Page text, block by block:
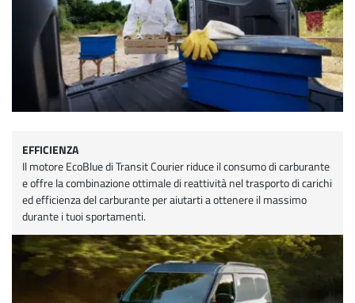
EFFICIENZA
Il motore EcoBlue di Transit Courier riduce il consumo di carburante
e offre la combinazione ottimale di reattività nel trasporto di carichi
ed efficienza del carburante per aiutarti a ottenere il massimo
durante i tuoi sportamenti.